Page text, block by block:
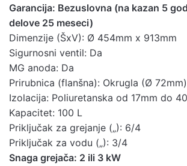
Garancija: Bezuslovna (na kazan 5
delove 25 meseci)
Dimenzije (ŠxV): Ø 454mm x 913mm
Sigurnosni ventil: Da
MG anoda: Da
Prirubnica (flanšna): Okrugla (Ø 72mm)
Izolacija: Poliuretanska od 17mm do
Kapacitet: 100 L
Priključak za grejanje („): 6/4
Priključak za vodu („): 3/4
Snaga grejača: 2 ili 3 kW
upotrebu i
održavanje
bojlera
srednjih
litraža
Preuzmite ovde
Tehničke
karakteristike
Preuzmite ovde
Tabela
tehničkih
Preuzmite ovde